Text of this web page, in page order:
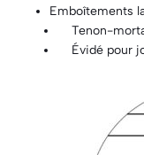
Emboîtements
Tenon-
Évidé pour